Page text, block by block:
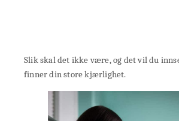
Slik skal det ikke være, og det vil du
finner din store kjærlighet.